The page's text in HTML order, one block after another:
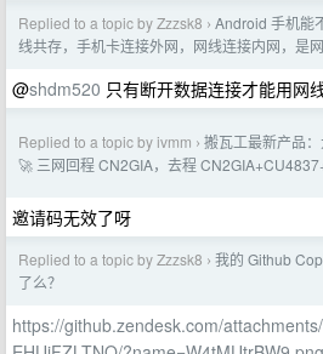
Replied to a topic by Zzzsk8 › Android 手机能
线共存，手机卡连接外网，网线连接内网，是
@shdm520 只有断开数据连接才能用网
Replied to a topic by ivmm › 搬瓦工最新产品
🚀 三网回程 CN2GIA，去程
邀请码无效了呀
Replied to a topic by Zzzsk8 › 我的 Github
了么？
https://github.zendesk.com/